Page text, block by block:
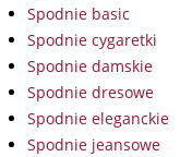
Spodnie basic
Spodnie cygaretki
Spodnie damskie
Spodnie dresowe
Spodnie eleganckie
Spodnie jeansowe